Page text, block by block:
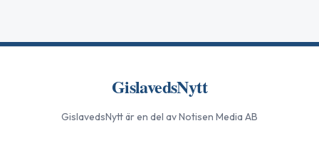
GislavedsNytt
GislavedsNyttär en del av Notisen Media AB